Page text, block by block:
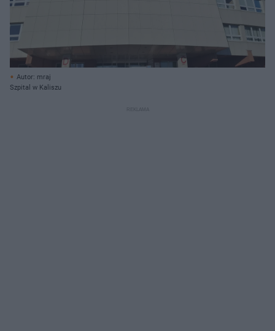
Autor: mraj
Szpital w Kaliszu